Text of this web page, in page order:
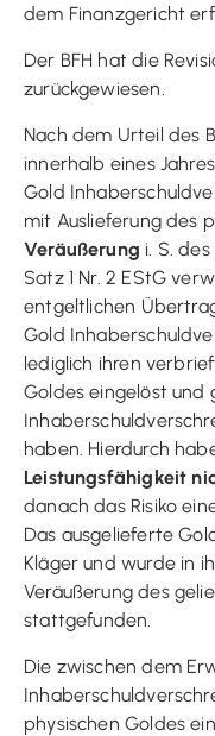
dem Finanzgericht
Der BFH hat die
zurückgewiesen.
Nach dem Urteil des
innerhalb eines
Gold
mit Auslieferung des
Veräußerung i. S.
Satz 1 Nr. 2 EStG
entgeltlichen
Gold
lediglich ihren
Goldes eingelöst und
haben. Hierdurch
Leistungsfähigkeit
danach das Risiko
Das ausgelieferte
Kläger und wurde in
Veräußerung des
stattgefunden.
Die zwischen dem
physischen Goldes